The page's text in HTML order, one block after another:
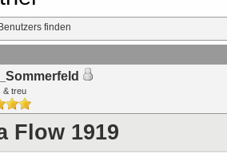
& treu
Flow 1919